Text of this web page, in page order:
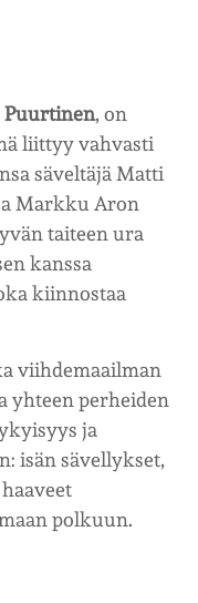
Puurtinen, on
liittyy vahvasti
säveltäjä Matti
Markku Aron
taiteen ura
kanssa
kiinnostaa
viihdemaailman
yhteen perheiden
ja
isän sävellykset,
polkuun.